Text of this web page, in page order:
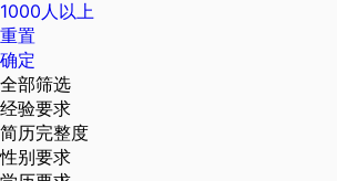
1000人以上
重置
确定
全部筛选
经验要求
简历完整度
性别要求